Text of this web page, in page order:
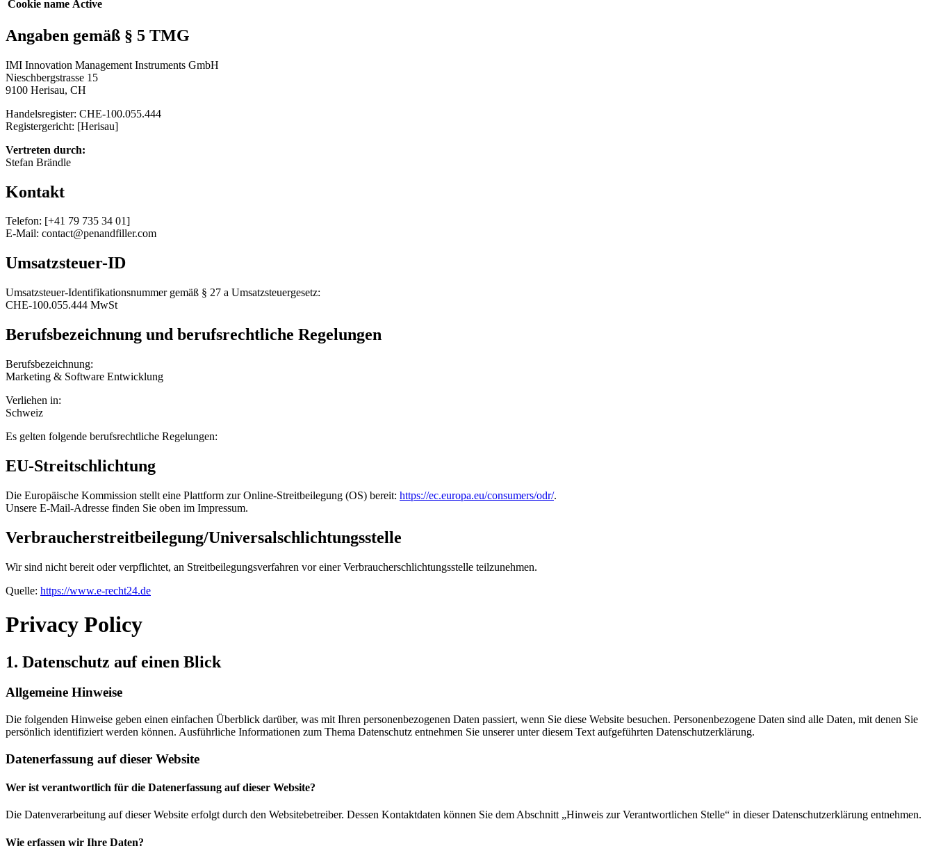
Cookie name Active
Angaben gemäß § 5 TMG
IMI Innovation Management Instruments GmbH
Nieschbergstrasse 15
9100 Herisau, CH
Handelsregister: CHE-100.055.444
Registergericht: [Herisau]
Vertreten durch:
Stefan Brändle
Kontakt
Telefon: [+41 79 735 34 01]
E-Mail: contact@penandfiller.com
Umsatzsteuer-ID
Umsatzsteuer-Identifikationsnummer gemäß § 27 a Umsatzsteuergesetz:
CHE-100.055.444 MwSt
Berufsbezeichnung und berufsrechtliche Regelungen
Berufsbezeichnung:
Marketing & Software Entwicklung
Verliehen in:
Schweiz
Es gelten folgende berufsrechtliche Regelungen:
EU-Streitschlichtung
Die Europäische Kommission stellt eine Plattform zur Online-Streitbeilegung (OS) bereit: https://ec.europa.eu/consumers/odr/.
Unsere E-Mail-Adresse finden Sie oben im Impressum.
Verbraucher­streit­beilegung/Universal­schlichtungs­stelle
Wir sind nicht bereit oder verpflichtet, an Streitbeilegungsverfahren vor einer Verbraucherschlichtungsstelle teilzunehmen.
Quelle: https://www.e-recht24.de
Privacy Policy
1. Datenschutz auf einen Blick
Allgemeine Hinweise
Die folgenden Hinweise geben einen einfachen Überblick darüber, was mit Ihren personenbezogenen Daten passiert, wenn Sie diese Website besuchen. Personenbezogene Daten sind alle Daten, mit denen Sie
persönlich identifiziert werden können. Ausführliche Informationen zum Thema Datenschutz entnehmen Sie unserer unter diesem Text aufgeführten Datenschutzerklärung.
Datenerfassung auf dieser Website
Wer ist verantwortlich für die Datenerfassung auf dieser Website?
Die Datenverarbeitung auf dieser Website erfolgt durch den Websitebetreiber. Dessen Kontaktdaten können Sie dem Abschnitt „Hinweis zur Verantwortlichen Stelle“ in dieser Datenschutzerklärung entnehmen.
Wie erfassen wir Ihre Daten?